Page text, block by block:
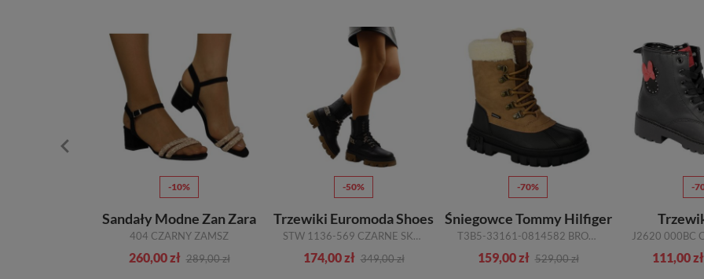
-10%
Sandały Modne Zan Zara
404 CZARNY ZAMSZ
260,00 zł 289,00 zł
-50%
Trzewiki Euromoda Shoes
STW 1136-569 CZARNE SKÓRA NATURALNA_TN
174,00 zł 349,00 zł
-70%
Śniegowce Tommy Hilfiger
T3B5-33161-0814582 BROWN 582 R.30-35
159,00 zł 529,00 zł
-
111,00 zł